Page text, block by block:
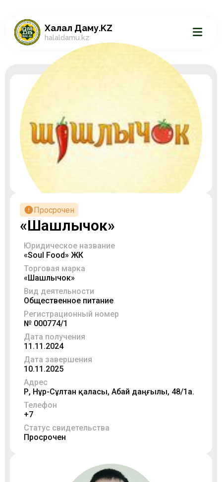
Халал Даму.KZ
halaldamu.kz
Просрочен
«Шашлычок»
Юридическое название
«Soul Food» ЖК
Торговая марка
«Шашлычок»
Вид деятельности
Общественное питание
Регистрационный номер
№ 000774/1
Дата получения
11.11.2024
Дата завершения
10.11.2025
Адрес
ҚР, Нұр-Сұлтан қаласы, Абай даңғылы, 48/1а.
Телефон
+7
Статус свидетельства
Просрочен